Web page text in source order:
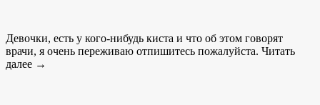
Девочки, есть у кого-нибудь киста и что об этом говорят
врачи, я очень переживаю отпишитесь пожалуйста. Читать
далее →